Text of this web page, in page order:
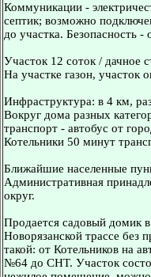
Коммуникации -
септик; возможно
до участка. Безопасность
Участок 12 соток / дачное
На участке газон, участок
Инфраструктура: в 4 км,
Вокруг дома разных
транспорт - автобус от
Котельники 50 минут
Ближайшие населенные
Административная
округ.
Продается садовый домик
Новорязанской трассе
такой: от Котельников на
№64 до СНТ. Участок